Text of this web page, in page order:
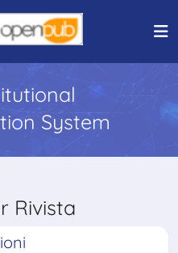
System
Rivista